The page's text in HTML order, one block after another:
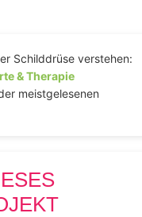
Schilddrüse verstehen:
& Therapie
meistgelesenen